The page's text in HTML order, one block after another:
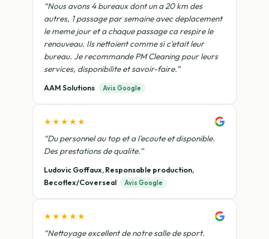
“Nous avons 4 bureaux dont un a 20 km des
autres, 1 passage par semaine avec deplacement
le meme jour et a chaque passage ca respire le
renouveau. Ils nettoient comme si c'etait leur
bureau. Je recommande PM Cleaning pour leurs
services, disponibilite et savoir-faire.”
AAM Solutions Avis Google
★★★★★
“Du personnel au top et a l'ecoute et disponible.
Des prestations de qualite.”
Ludovic Goffaux, Responsable production,
Becoflex/Coverseal
Avis Google
★★★★★
“Nettoyage excellent de notre salle de sport.